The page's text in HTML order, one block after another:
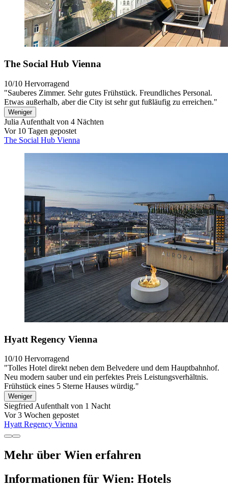
The Social Hub Vienna
10/10 Hervorragend
"Sauberes Zimmer. Sehr gutes Frühstück. Freundliches Personal.
Etwas außerhalb, aber die City ist sehr gut fußläufig zu erreichen."
Weniger
Julia Aufenthalt von 4 Nächten
Vor 10 Tagen gepostet
The Social Hub Vienna
Hyatt Regency Vienna
10/10 Hervorragend
"Tolles Hotel direkt neben dem Belvedere und dem Hauptbahnhof.
Neu modern sauber und ein perfektes Preis Leistungsverhältnis.
Frühstück eines 5 Sterne Hauses würdig."
Weniger
Siegfried Aufenthalt von 1 Nacht
Vor 3 Wochen gepostet
Hyatt Regency Vienna
Mehr über Wien erfahren
Informationen für Wien: Hotels